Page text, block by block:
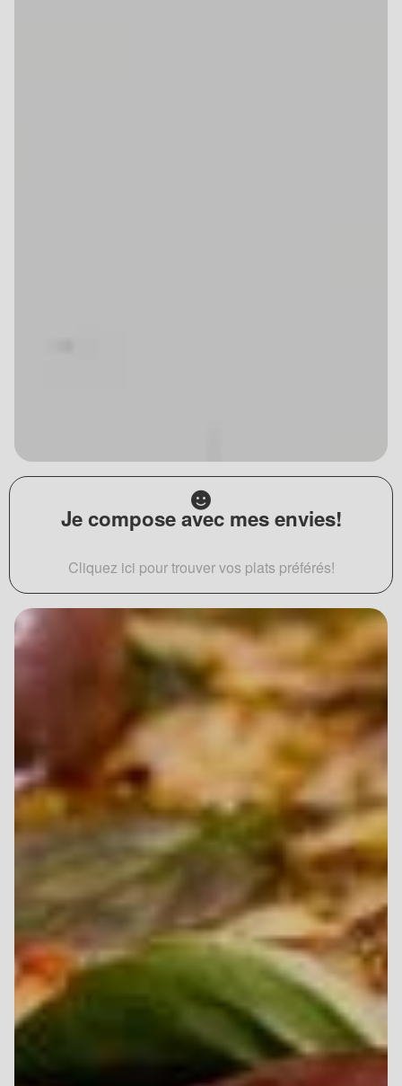
Je compose avec mes envies!
Cliquez ici pour trouver vos plats préférés!